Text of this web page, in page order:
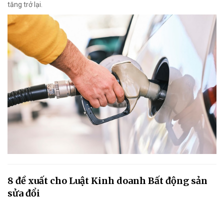
tăng trở lại.
8 đề xuất cho Luật Kinh doanh Bất động sản
sửa đổi